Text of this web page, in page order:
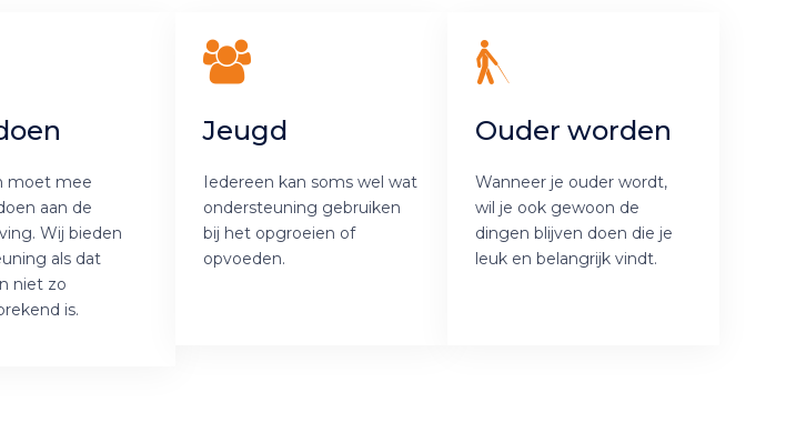
moet mee
aan de
Wij bieden
als dat
niet zo
is.
Jeugd
Iedereen kan soms wel wat
ondersteuning gebruiken
bij het opgroeien of
opvoeden.
Ouder worden
Wanneer je ouder wordt,
wil je ook gewoon de
dingen blijven doen die je
leuk en belangrijk vindt.